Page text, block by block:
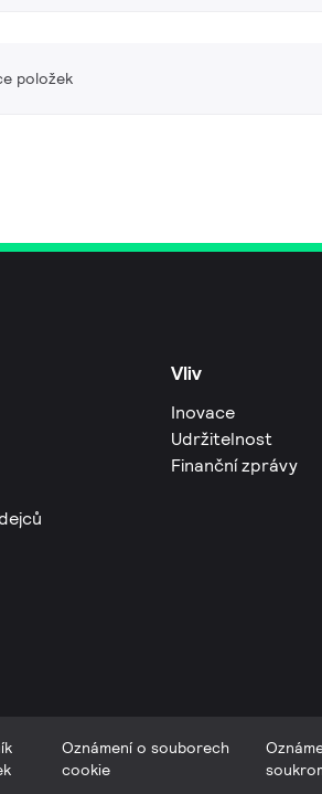
položek
Vliv
Inovace
Udržitelnost
Finanční zprávy
Oznámení o souborech
cookie